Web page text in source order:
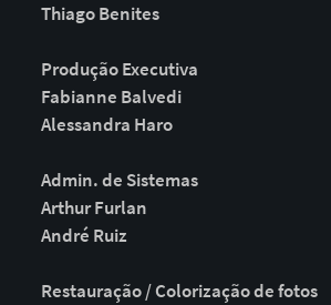
Thiago Benites
Produção Executiva
Fabianne Balvedi
Alessandra Haro
Admin. de Sistemas
Arthur Furlan
André Ruiz
Restauração / Colorização de fotos